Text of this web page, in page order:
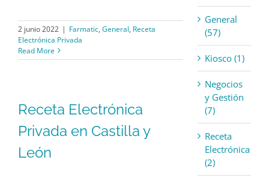
2 junio 2022 | Farmatic, General, Receta
Electrónica Privada
Read More
Receta Electrónica
Privada en Castilla y
León
General
(57)
Kiosco (1)
Negocios
y Gestión
(7)
Receta
Electrónica
(2)